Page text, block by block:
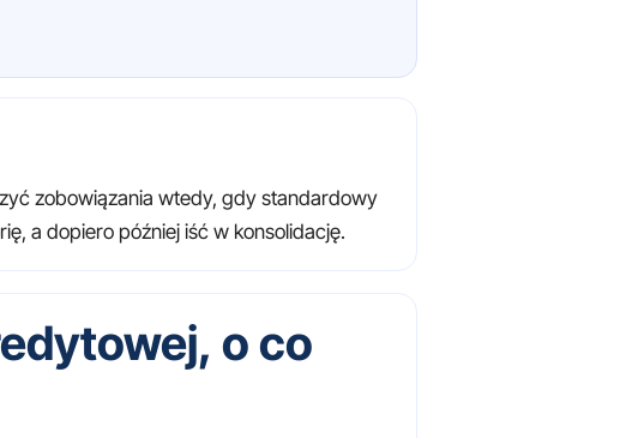
zobowiązania wtedy, gdy standardowy
a dopiero później iść w konsolidację.
o co